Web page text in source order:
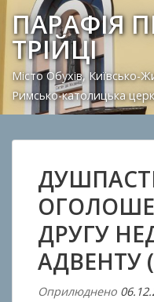
ПАРАФІЯ
ТРІЙЦІ
Місто Обухів, Київсько-
Римсько-католицька
ДРУГУ
АДВЕНТУ
Оприлюднено